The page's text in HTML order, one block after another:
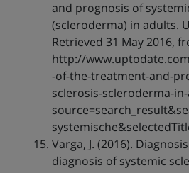
and prognosis of
(scleroderma) in adults.
Retrieved 31 May 2016,
http://
-of-the-treatment-and-
sclerosis-scleroderma-
Varga, J. (2016).
diagnosis of systemic